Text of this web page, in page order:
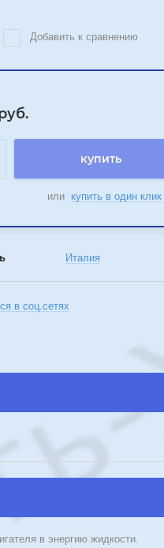
Добавить к сравнению
купить
или купить в один клик
Италия
в соц.сетях
в энергию жидкости.